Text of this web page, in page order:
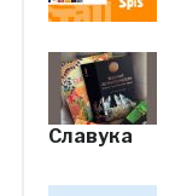
Славука